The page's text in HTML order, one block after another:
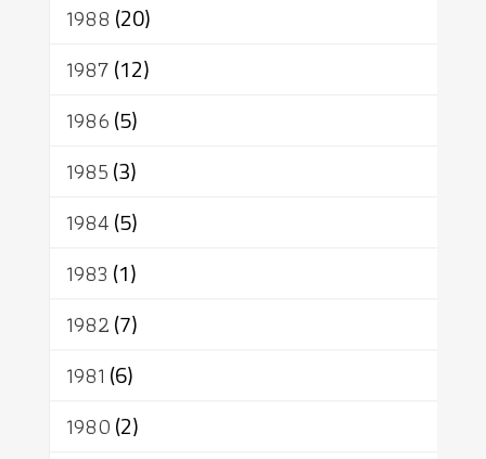
1988 (20)
1987(12)
1986(5)
1985(3)
1984(5)
1983 (1)
1982(7)
1981 (6)
1980(2)